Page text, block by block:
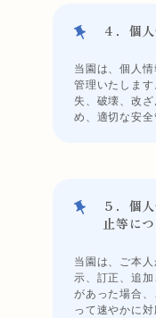
４．個
当園は、個人
管理いたしま
失、破壊、改
め、適切な安全
５．個
止等に
当園は、ご本
示、訂正、追
があった場合
って速やかに対